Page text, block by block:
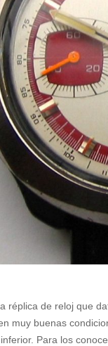
réplica de reloj que
muy buenas
Para los